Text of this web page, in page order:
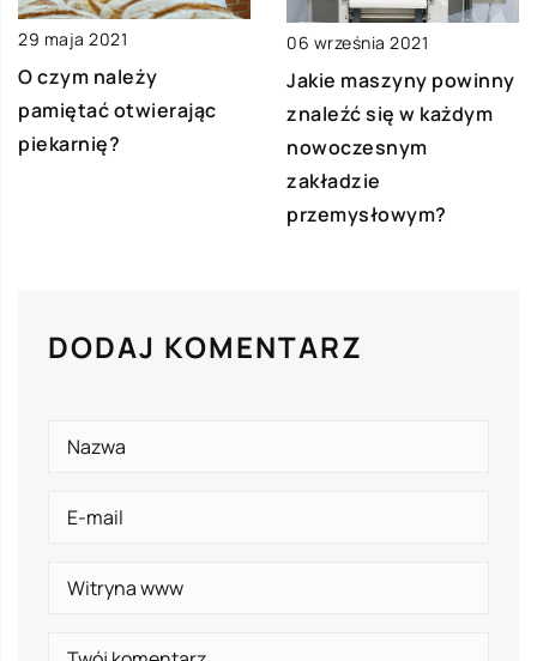
29 maja 2021
O czym należy
pamiętać otwierając
piekarnię?
06 września 2021
Jakie maszyny powinny
znaleźć się w każdym
nowoczesnym
zakładzie
przemysłowym?
DODAJ KOMENTARZ